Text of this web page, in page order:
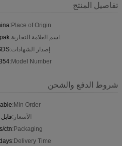
تفاصيل المنتج
Place of Origin:
اسم العلامة التجارية:
إصدار الشهادات:
Model Number:
شروط الدفع والشحن
Min Order:
الأسعار:
Packaging:
ctn
Delivery Time: